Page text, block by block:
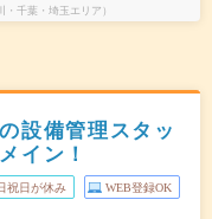
千葉・埼玉エリア）
設備管理スタッ
イン！
祝日が休み WEB登録OK